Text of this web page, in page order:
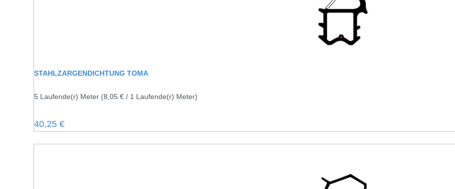
STAHLZARGENDICHTUNG TOMA
5 Laufende(r) Meter (8,05 € / 1 Laufende(r) Meter)
Regulärer Preis:
40,25 €